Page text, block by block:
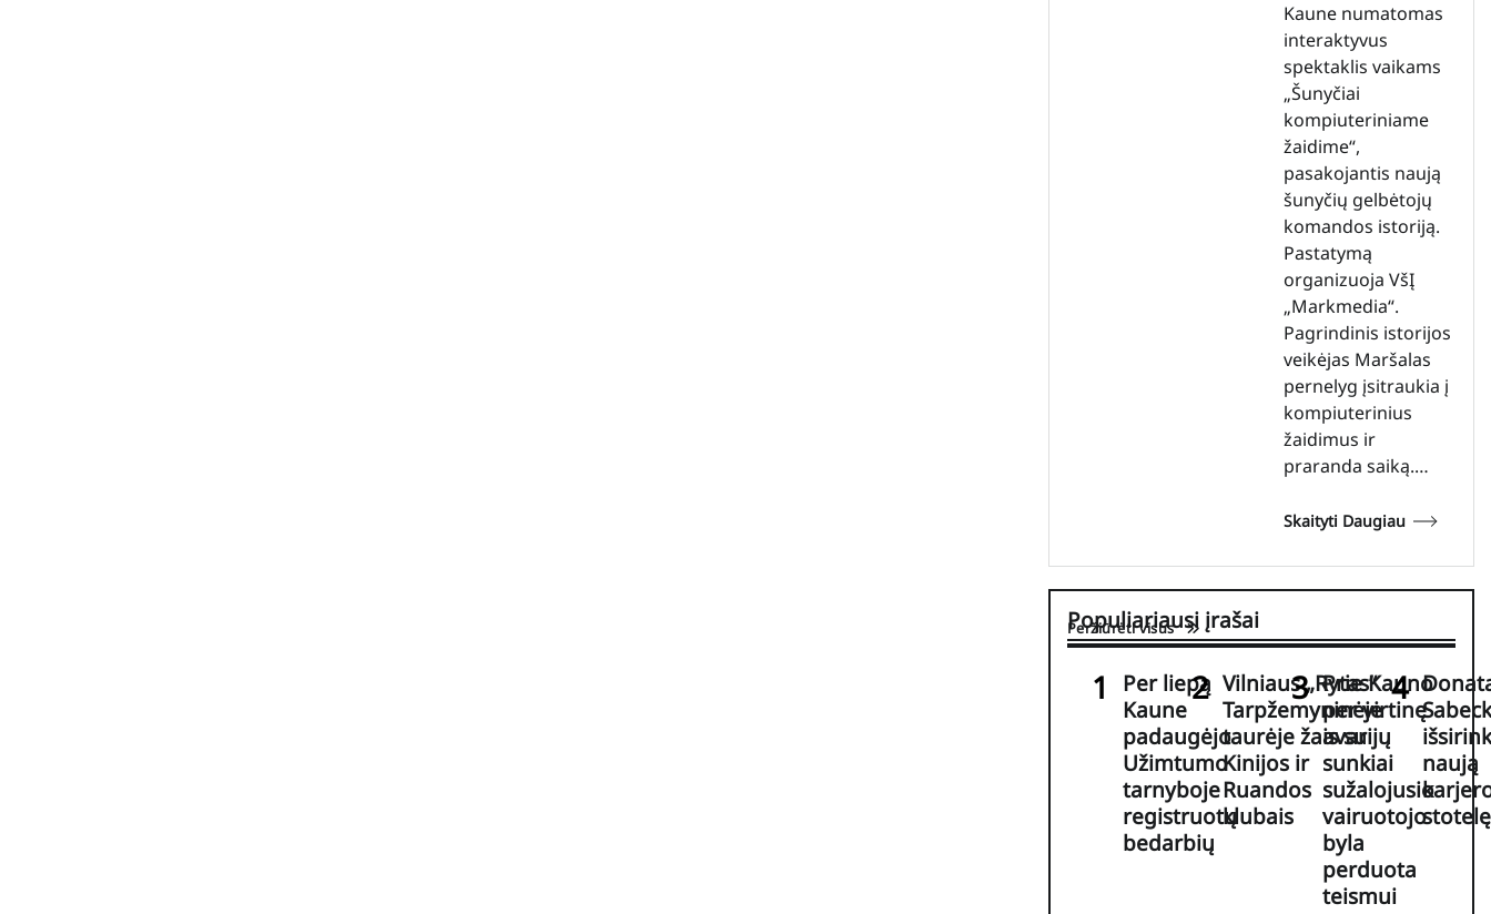
Kaune numatomas
interaktyvus
spektaklis vaikams
„Šunyčiai
kompiuteriniame
žaidime“,
pasakojantis naują
šunyčių gelbėtojų
komandos istoriją.
Pastatymą
organizuoja VšĮ
„Markmedia“.
Pagrindinis istorijos
veikėjas Maršalas
pernelyg įsitraukia į
kompiuterinius
žaidimus ir
praranda saiką.…
Skaityti Daugiau
Populiariausi įrašai
Peržiūrėti visus
Per liepą
Kaune
padaugėjo
Užimtumo
tarnyboje
registruotų
bedarbių
Vilniaus „Rytas“
Tarpžemyninėje
taurėje žais su
Kinijos ir
Ruandos
klubais
Prie Kauno
per virtinę
avarijų
sunkiai
sužalojusio
vairuotojo
byla
perduota
teismui
naują
stotelę